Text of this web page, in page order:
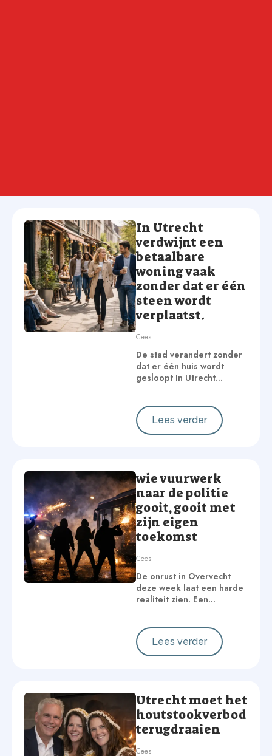
In Utrecht
verdwijnt een
betaalbare
woning vaak
zonder dat er één
steen wordt
verplaatst.
Cees
De stad verandert zonder
dat er één huis wordt
gesloopt In Utrecht…
Lees verder
wie vuurwerk
naar de politie
gooit, gooit met
zijn eigen
toekomst
Cees
De onrust in Overvecht
deze week laat een harde
realiteit zien. Een…
Lees verder
Utrecht moet het
houtstookverbod
terugdraaien
Cees